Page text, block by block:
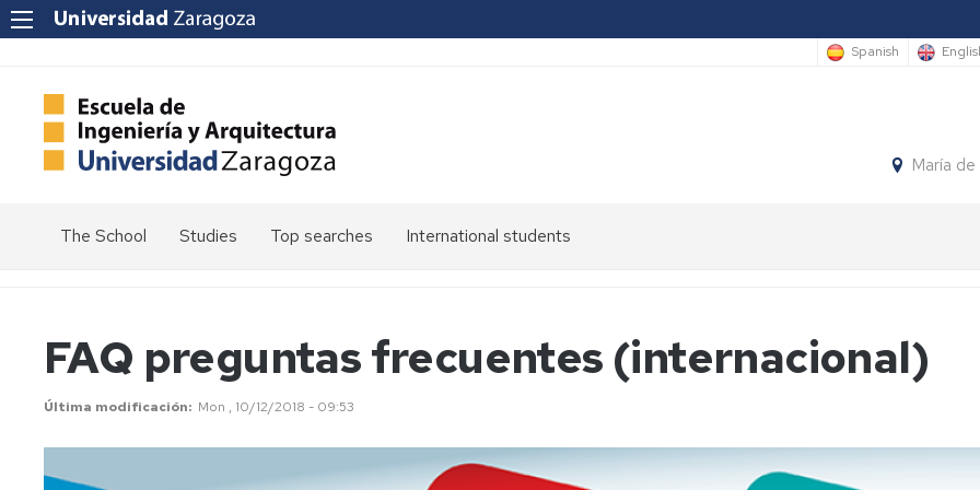
Spanish
María
The School
Vision
Values
Quality
School
Studies Top searches
Schedules
Calendars
Headquarters
International students
FAQ preguntas frecuentes (internacional)
Última modificación Mon , 10/12/2018 - 09:53